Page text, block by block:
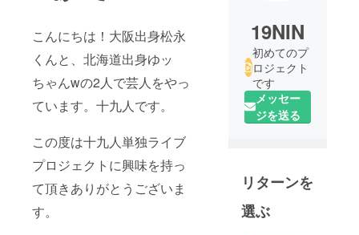
こんにちは！大阪出身松永
くんと、北海道出身ゆッ
ちゃんwの2人で芸人をやっ
ています。十九人です。
この度は十九人単独ライブ
プロジェクトに興味を持っ
て頂きありがとうございま
す。
19NIN
初めてのプ
ロジェクト
です
メッセー
ジを送る
リターンを
選ぶ